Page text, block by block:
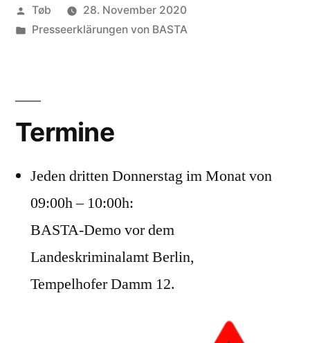
AprilVeröffentlicht
von
Tøb
28. November 2020
Veröffentlicht
Presseerklärungen von BASTA
Termine
Jeden dritten Donnerstag im Monat von
09:00h – 10:00h:
BASTA-Demo vor dem
Landeskriminalamt Berlin,
Tempelhofer Damm 12.